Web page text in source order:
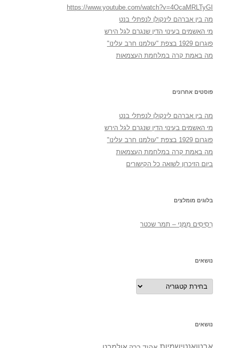
https://www.youtube.com/watch?v=4OcaMRLTyGI
מה בין אברהם לינקולן לנפתלי בנט
מי האשמים בעינוי הדין שנגרם לגל הירש
פוגרום 1929 בצפת "עולמנו חרב עלינו"
מה באמת קרה במלחמת העצמאות
פוסטים אחרונים
מה בין אברהם לינקולן לנפתלי בנט
מי האשמים בעינוי הדין שנגרם לגל הירש
פוגרום 1929 בצפת "עולמנו חרב עלינו"
מה באמת קרה במלחמת העצמאות
ביום הזיכרון לשואה כל הקישורים
בלוגים מומלצים
רְסִיסִים מִמֶנִי – תמר שכטר
נושאים
נושאים
נושאים